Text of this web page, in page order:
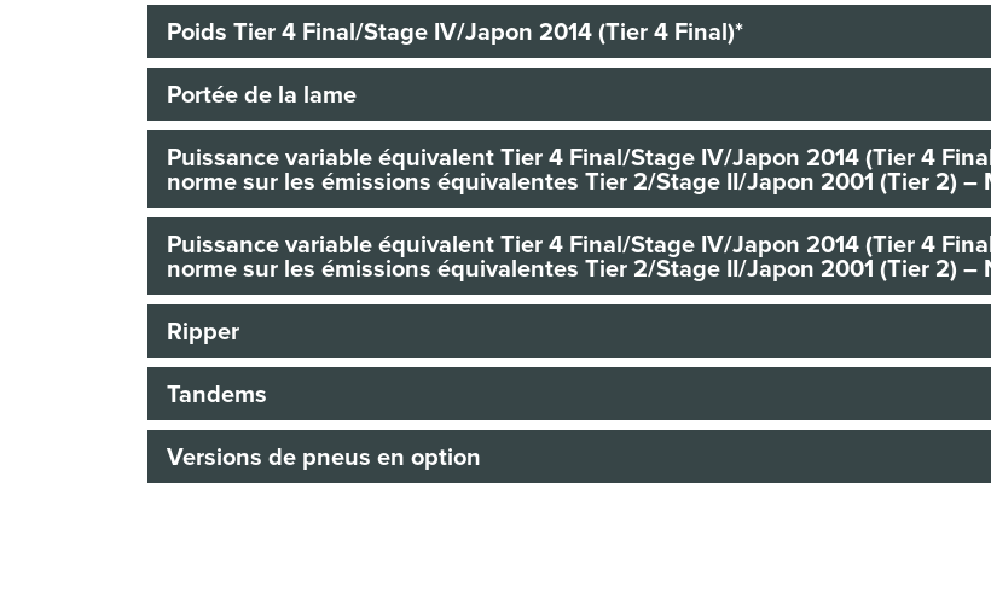
Poids Tier 4 Final/Stage IV/Japon 2014 (Tier 4 Final)*
Portée de la lame
Puissance variable équivalent Tier 4 Final/Stage IV/Japon 2014 (Tier 4
norme sur les émissions équivalentes Tier 2/Stage II/Japon 2001 (Tier 2) –
Puissance variable équivalent Tier 4 Final/Stage IV/Japon 2014 (Tier 4
norme sur les émissions équivalentes Tier 2/Stage II/Japon 2001 (Tier 2) –
Ripper
Tandems
Versions de pneus en option